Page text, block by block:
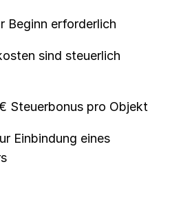
Beginn erforderlich
sind steuerlich
Steuerbonus pro Objekt
Einbindung eines